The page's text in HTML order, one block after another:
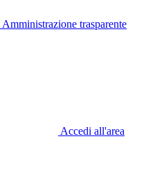
Amministrazione trasparente
Accedi all'area